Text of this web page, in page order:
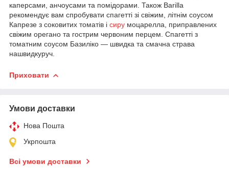
каперсами, анчоусами та помідорами. Також Barilla
рекомендує вам спробувати спагетті зі свіжим, літнім соусом
Капрезе з соковитих томатів і сиру моцарелла, приправлених
свіжим орегано та гострим червоним перцем. Спагетті з
томатним соусом Базиліко — швидка та смачна страва
нашвидкуруч.
Приховати
Умови доставки
Нова Пошта
Укрпошта
Всі умови доставки